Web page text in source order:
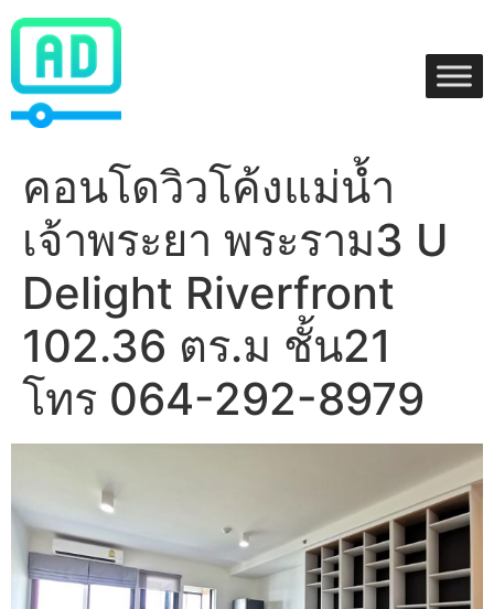
Skip
content
คอนโดวิวโค้งแม่น้ำ
เจ้าพระยา พระราม3 U
Delight Riverfront
102.36 ตร.ม ชั้น21
โทร 064-292-8979